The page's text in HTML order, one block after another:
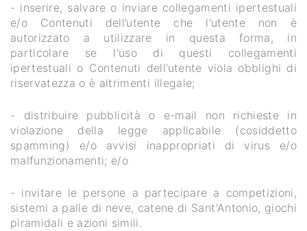
- inserire, salvare o inviare collegamenti ipertestuali
e/o Contenuti dell’utente che l'utente non è
autorizzato a utilizzare in questa forma, in
particolare se l'uso di questi collegamenti
ipertestuali o Contenuti dell’utente viola obblighi di
riservatezza o è altrimenti illegale;
- distribuire pubblicità o e-mail non richieste in
violazione della legge applicabile (cosiddetto
spamming) e/o avvisi inappropriati di virus e/o
malfunzionamenti; e/o
- invitare le persone a partecipare a competizioni,
sistemi a palle di neve, catene di Sant'Antonio, giochi
piramidali e azioni simili.